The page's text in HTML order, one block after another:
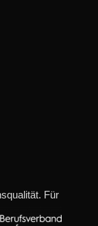
Für